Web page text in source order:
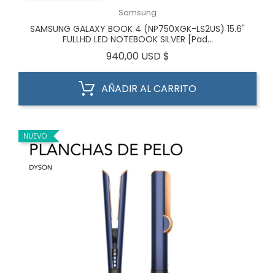
Samsung
SAMSUNG GALAXY BOOK 4 (NP750XGK-LS2US) 15.6"
FULLHD LED NOTEBOOK SILVER [Pad...
940,00 USD $
AÑADIR AL CARRITO
NUEVO